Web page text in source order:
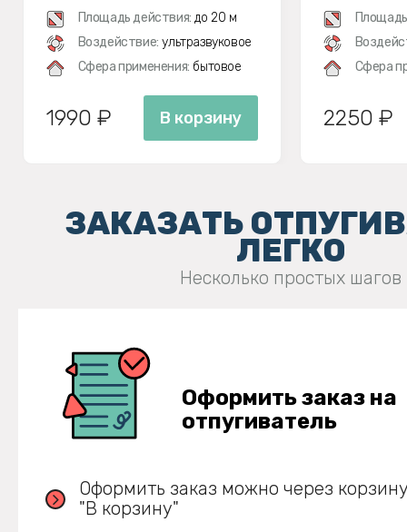
Площадь действия: до 20 м
Воздействие: ультразвуковое
Сфера применения: бытовое
1990 ₽ В корзину
Сфера
2250 ₽
ЗАКАЗАТЬ
ЛЕГКО
Несколько простых шагов
Оформить заказ на
отпугиватель
Оформить заказ можно через
"В корзину"